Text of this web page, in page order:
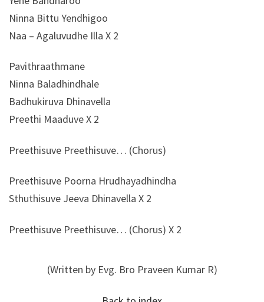
Ninna Bittu Yendhigoo
Naa – Agaluvudhe Illa X 2
Pavithraathmane
Ninna Baladhindhale
Badhukiruva Dhinavella
Preethi Maaduve X 2
Preethisuve Preethisuve… (Chorus)
Preethisuve Poorna Hrudhayadhindha
Sthuthisuve Jeeva Dhinavella X 2
Preethisuve Preethisuve… (Chorus) X 2
(Written by Evg. Bro Praveen Kumar R)